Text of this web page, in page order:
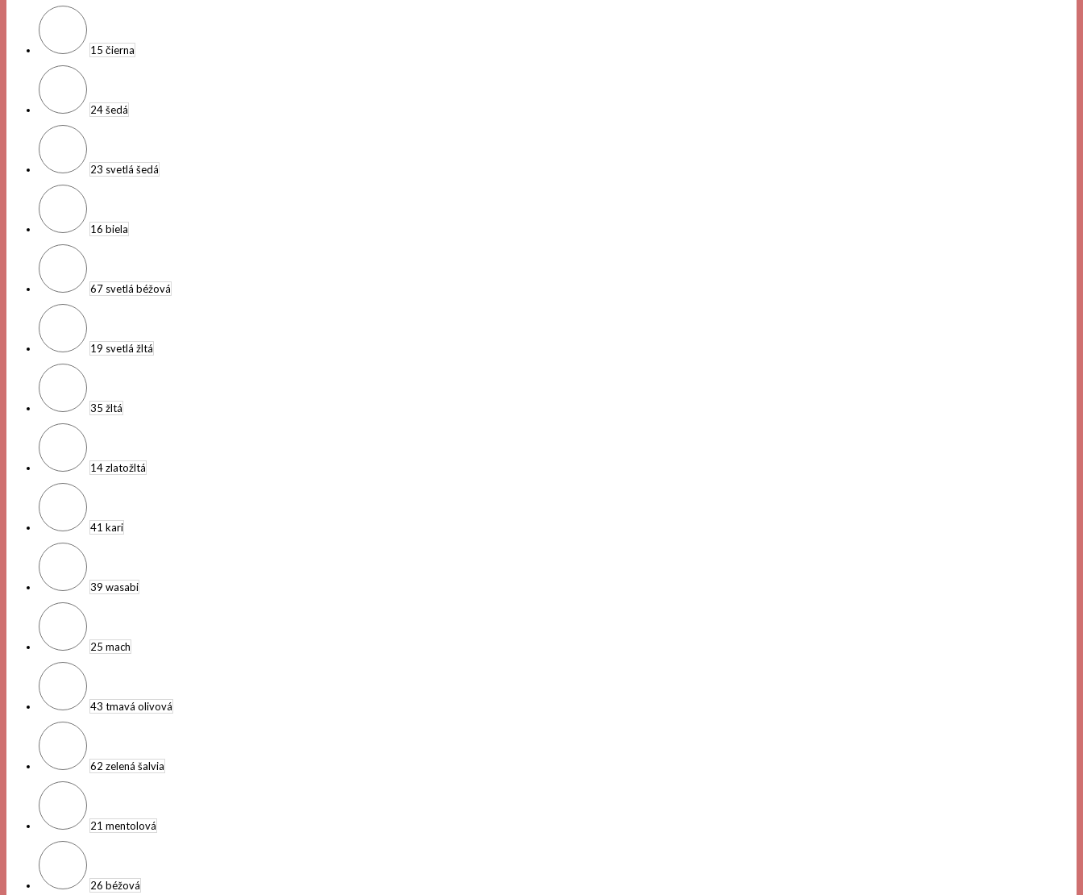
15 čierna
24 šedá
23 svetlá šedá
16 biela
67 svetlá béžová
19 svetlá žltá
35 žltá
14 zlatožltá
41 kari
39 wasabi
25 mach
43 tmavá olivová
62 zelená šalvia
21 mentolová
26 béžová